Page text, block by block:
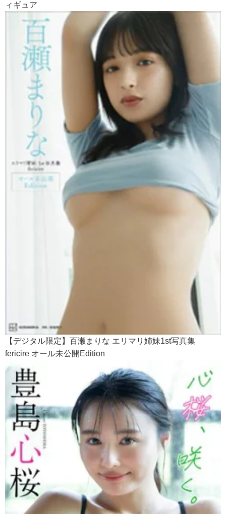
ィギュア
【デジタル限定】百瀬まりな エリマリ姉妹1st写真集
fericire オール未公開Edition